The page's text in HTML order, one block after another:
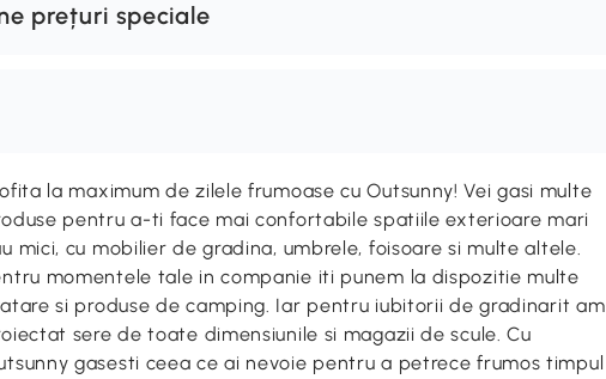
prețuri speciale
la maximum de zilele frumoase cu Outsunny! Vei gasi multe
pentru a-ti face mai confortabile spatiile exterioare mari
mici, cu mobilier de gradina, umbrele, foisoare si multe altele.
momentele tale in companie iti punem la dispozitie multe
si produse de camping. Iar pentru iubitorii de gradinarit am
sere de toate dimensiunile si magazii de scule. Cu
gasesti ceea ce ai nevoie pentru a petrece frumos timpul